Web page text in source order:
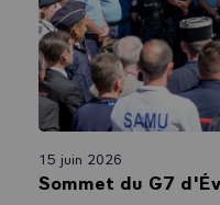
15 juin 2026
Sommet du G7